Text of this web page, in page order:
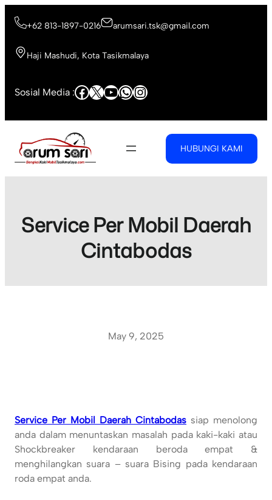
+62 813-1897-0216 arumsari.tsk@gmail.com
Haji Mashudi, Kota Tasikmalaya
Sosial Media :Facebook
X YouTube
WhatsApp
Instagram
HUBUNGI KAMI
Service Per Mobil Daerah
Cintabodas
May 9, 2025
Service Per Mobil Daerah Cintabodas siap menolong
anda dalam menuntaskan masalah pada kaki-kaki atau
Shockbreaker kendaraan beroda empat &
menghilangkan suara – suara Bising pada kendaraan
roda empat anda.